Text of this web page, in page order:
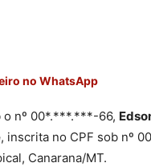
no WhatsApp
o nº 00*.***.***-66,
, inscrita no CPF sob nº
Canarana/MT.